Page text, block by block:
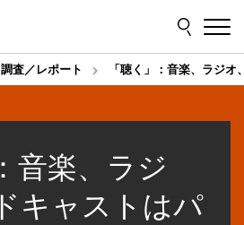
調査／レポート 「聴く」：音楽、ラジ
音楽、ラジ
キャストはパ